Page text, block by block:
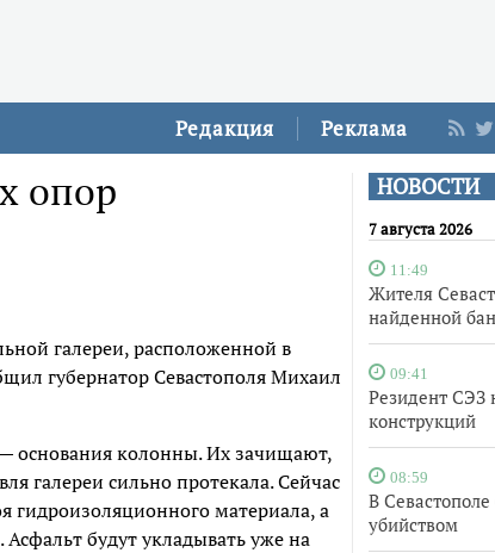
Редакция Реклама
НОВОСТИ
7 августа 2026
11:49
Жителя
найденной
09:41
Резидент СЭЗ
конструкций
08:59
В
убийством
опор
галереи, расположенной в
губернатор Севастополя Михаил
основания колонны. Их зачищают,
галереи сильно протекала. Сейчас
гидроизоляционного материала, а
будут укладывать уже на